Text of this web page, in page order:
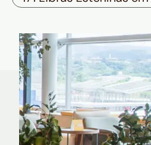
Quem é
muito